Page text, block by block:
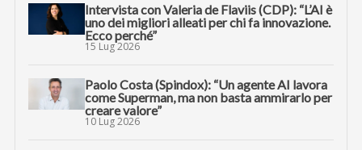
Intervista con Valeria de Flaviis (CDP): “L’AI è
uno dei migliori alleati per chi fa innovazione.
Ecco perché”
15 Lug 2026
Paolo Costa (Spindox): “Un agente AI lavora
come Superman, ma non basta ammirarlo per
creare valore”
10 Lug 2026